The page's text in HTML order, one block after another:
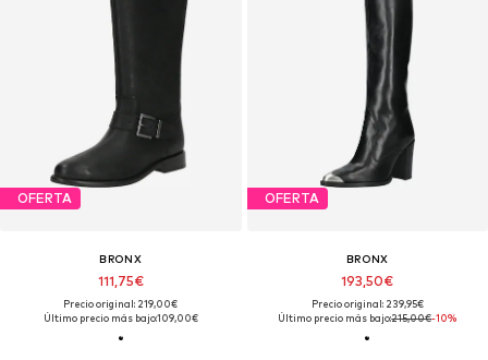
OFERTA
BRONX
111,75€
Precio original: 219,00€
Último precio más bajo:109,00€
OFERTA
BRONX
193,50€
Precio original: 239,95€
Último precio más bajo:215,00€-10%